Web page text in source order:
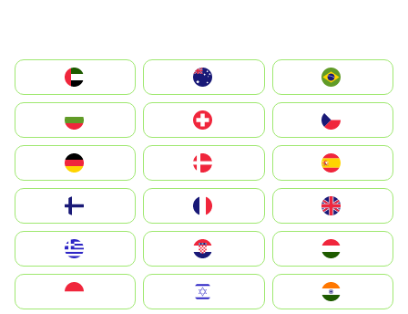
الإمارات العربية المتحدة
Australia
България
Switzerland
Deutschland
Denmark
United Kingdom
Hrvatska
Magyarország
Indonesia